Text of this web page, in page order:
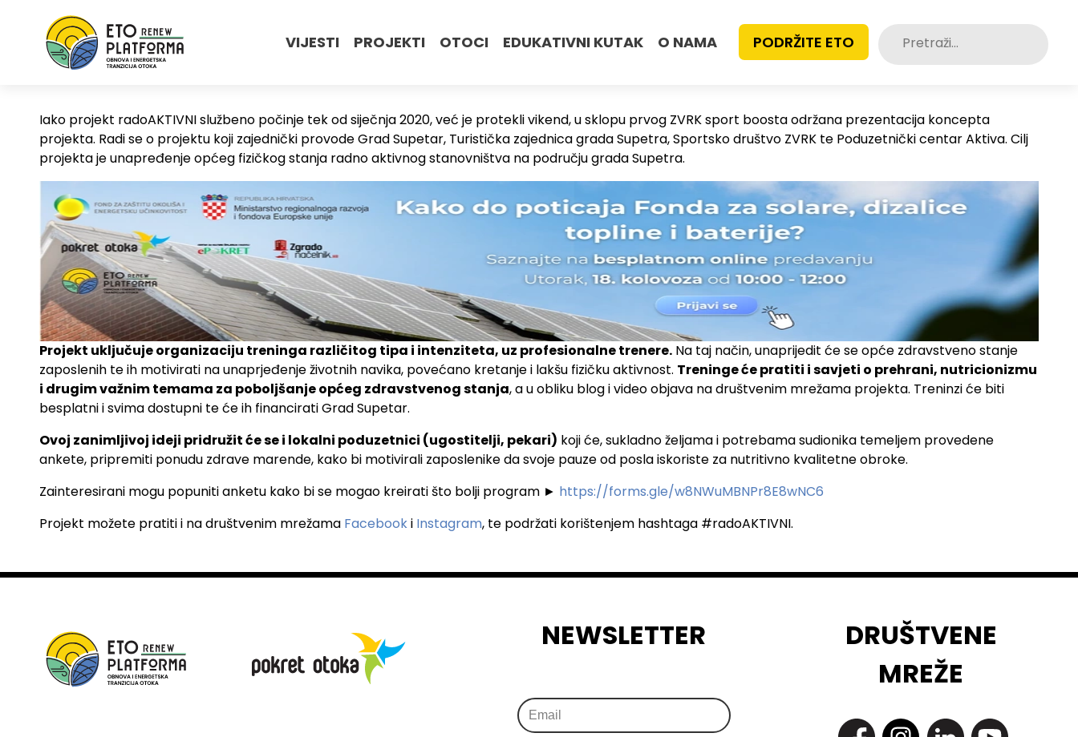
VIJESTI PROJEKTI OTOCI EDUKATIVNI KUTAK O NAMA PODRŽITE ETO Pretraži:
Iako projekt radoAKTIVNI službeno počinje tek od siječnja 2020, već je protekli vikend, u sklopu prvog ZVRK sport boosta održana prezentacija koncepta
projekta. Radi se o projektu koji zajednički provode Grad Supetar, Turistička zajednica grada Supetra, Sportsko društvo ZVRK te Poduzetnički centar Aktiva. Cilj
projekta je unapređenje općeg fizičkog stanja radno aktivnog stanovništva na području grada Supetra.
Projekt uključuje organizaciju treninga različitog tipa i intenziteta, uz profesionalne trenere. Na taj način, unaprijedit će se opće zdravstveno stanje
zaposlenih te ih motivirati na unaprjeđenje životnih navika, povećano kretanje i lakšu fizičku aktivnost. Treninge će pratiti i savjeti o prehrani, nutricionizmu
i drugim važnim temama za poboljšanje općeg zdravstvenog stanja, a u obliku blog i video objava na društvenim mrežama projekta. Treninzi će biti
besplatni i svima dostupni te će ih financirati Grad Supetar.
Ovoj zanimljivoj ideji pridružit će se i lokalni poduzetnici (ugostitelji, pekari) koji će, sukladno željama i potrebama sudionika temeljem provedene
ankete, pripremiti ponudu zdrave marende, kako bi motivirali zaposlenike da svoje pauze od posla iskoriste za nutritivno kvalitetne obroke.
Zainteresirani mogu popuniti anketu kako bi se mogao kreirati što bolji program ► https://forms.gle/w8NWuMBNPr8E8wNC6
Projekt možete pratiti i na društvenim mrežama Facebooki Instagram, te podržati korištenjem hashtaga #radoAKTIVNI.
NEWSLETTER
DRUŠTVENE
MREŽE